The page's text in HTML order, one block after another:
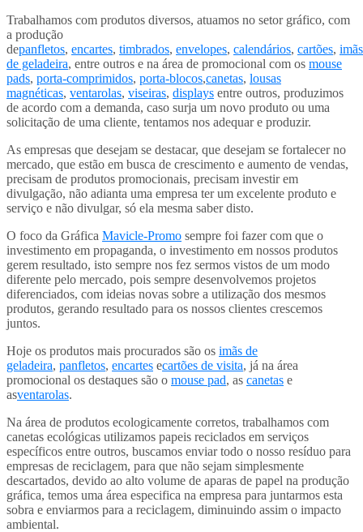
Trabalhamos com produtos diversos, atuamos no setor gráfico, com
a produção
depanfletos, encartes, timbrados, envelopes, calendários, cartões, imãs
de geladeira, entre outros e na área de promocional com os mouse
pads, porta-comprimidos, porta-blocos,canetas, lousas
magnéticas, ventarolas, viseiras, displays entre outros, produzimos
de acordo com a demanda, caso surja um novo produto ou uma
solicitação de uma cliente, tentamos nos adequar e produzir.
As empresas que desejam se destacar, que desejam se fortalecer no
mercado, que estão em busca de crescimento e aumento de vendas,
precisam de produtos promocionais, precisam investir em
divulgação, não adianta uma empresa ter um excelente produto e
serviço e não divulgar, só ela mesma saber disto.
O foco da Gráfica Mavicle-Promo sempre foi fazer com que o
investimento em propaganda, o investimento em nossos produtos
gerem resultado, isto sempre nos fez sermos vistos de um modo
diferente pelo mercado, pois sempre desenvolvemos projetos
diferenciados, com ideias novas sobre a utilização dos mesmos
produtos, gerando resultado para os nossos clientes crescemos
juntos.
Hoje os produtos mais procurados são os imãs de
geladeira, panfletos, encartes ecartões de visita, já na área
promocional os destaques são o mouse pad, as canetas e
asventarolas.
Na área de produtos ecologicamente corretos, trabalhamos com
canetas ecológicas utilizamos papeis reciclados em serviços
específicos entre outros, buscamos enviar todo o nosso resíduo para
empresas de reciclagem, para que não sejam simplesmente
descartados, devido ao alto volume de aparas de papel na produção
gráfica, temos uma área especifica na empresa para juntarmos esta
sobra e enviarmos para a reciclagem, diminuindo assim o impacto
ambiental.